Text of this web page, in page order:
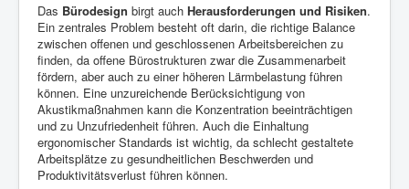
Das Bürodesign birgt auch Herausforderungen und Risiken.
Ein zentrales Problem besteht oft darin, die richtige Balance
zwischen offenen und geschlossenen Arbeitsbereichen zu
finden, da offene Bürostrukturen zwar die Zusammenarbeit
fördern, aber auch zu einer höheren Lärmbelastung führen
können. Eine unzureichende Berücksichtigung von
Akustikmaßnahmen kann die Konzentration beeinträchtigen
und zu Unzufriedenheit führen. Auch die Einhaltung
ergonomischer Standards ist wichtig, da schlecht gestaltete
Arbeitsplätze zu gesundheitlichen Beschwerden und
Produktivitätsverlust führen können.